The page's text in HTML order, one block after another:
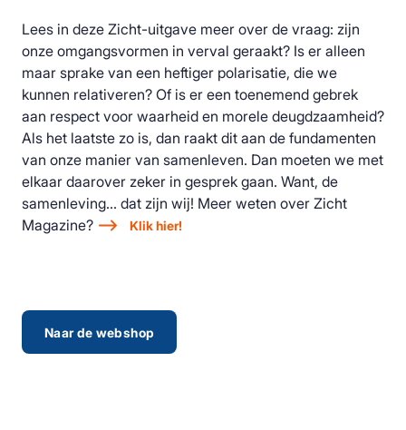
Lees in deze Zicht-uitgave meer over de vraag: zijn
onze omgangsvormen in verval geraakt? Is er alleen
maar sprake van een heftiger polarisatie, die we
kunnen relativeren? Of is er een toenemend gebrek
aan respect voor waarheid en morele deugdzaamheid?
Als het laatste zo is, dan raakt dit aan de fundamenten
van onze manier van samenleven. Dan moeten we met
elkaar daarover zeker in gesprek gaan. Want, de
samenleving… dat zijn wij! Meer weten over Zicht
Magazine?
Klik hier!
Naar de webshop